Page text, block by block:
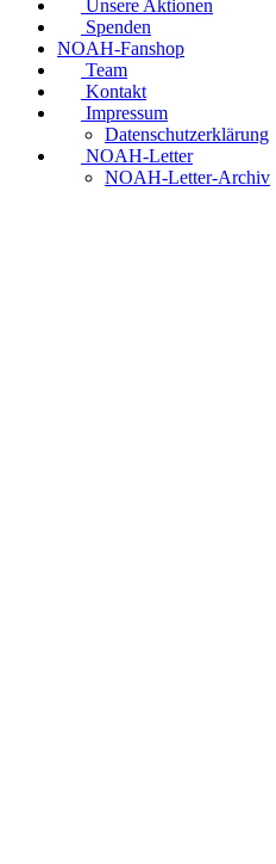
Unsere Aktionen
Spenden
NOAH-Fanshop
Team
Kontakt
Impressum
Datenschutzerklärung
NOAH-Letter
NOAH-Letter-Archiv